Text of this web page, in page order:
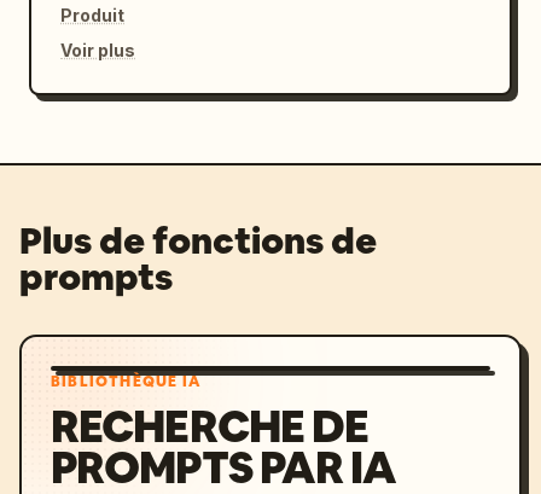
Produit
Voir plus
Plus de fonctions de
prompts
BIBLIOTHÈQUE IA
RECHERCHE DE
PROMPTS PAR IA